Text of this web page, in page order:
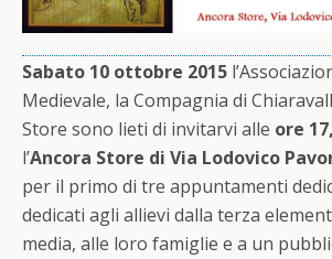
Sabato 10 ottobre 2015
Medievale, la Compagnia di
Store sono lieti di invitarvi alle ore
l’Ancora Store di Via Lodovico
per il primo di tre appuntamenti
dedicati agli allievi dalla terza
media, alle loro famiglie e a un